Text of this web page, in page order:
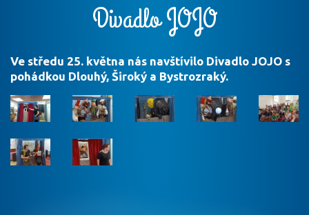
Divadlo JOJO
Ve středu 25. května nás navštívilo Divadlo JOJO s
pohádkou Dlouhý, Široký a Bystrozraký.